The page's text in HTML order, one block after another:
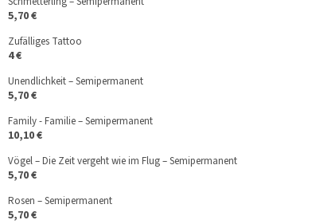
5,70 €
Zufälliges Tattoo
4 €
Unendlichkeit – Semipermanent
5,70 €
Family - Familie – Semipermanent
10,10 €
Vögel – Die Zeit vergeht wie im Flug – Semipermanent
5,70 €
Rosen – Semipermanent
5,70 €